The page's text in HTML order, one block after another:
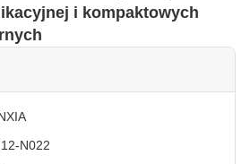
i kompaktowych
N022